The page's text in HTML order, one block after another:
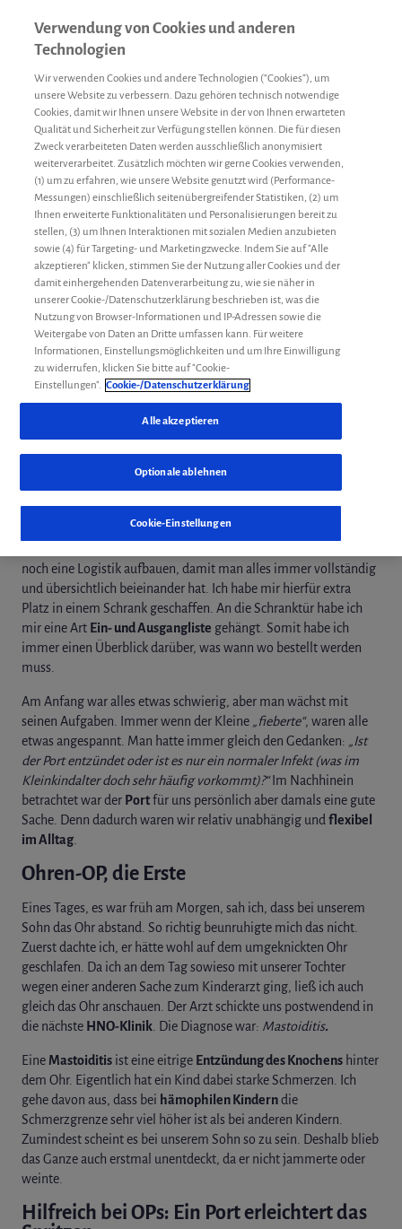
Therapiewechsel Tanja 30. August 2018
Alltag mit Hämophilie: Ein Leben mit Port
Mit einem Port zu leben, ist gar nicht so einfach. Man braucht schon
einiges an Zubehör, um so einen Port erfolgreich bedienen zu können.
noch eine Logistik aufbauen, damit man alles immer vollständig
und übersichtlich beieinander hat. Ich habe mir hierfür extra
Platz in einem Schrank geschaffen. An die Schranktür habe ich
mir eine Art Ein- und Ausgangliste gehängt. Somit habe ich
immer einen Überblick darüber, was wann wo bestellt werden
muss.
Am Anfang war alles etwas schwierig, aber man wächst mit
seinen Aufgaben. Immer wenn der Kleine „fieberte“, waren alle
etwas angespannt. Man hatte immer gleich den Gedanken:
„Ist
der Port entzündet oder ist es nur ein normaler Infekt (was im
Kleinkindalter doch sehr häufig vorkommt)?“Im Nachhinein
betrachtet war der Portfür uns persönlich aber damals eine gute
Sache. Denn dadurch waren wir relativ unabhängig und flexibel
im Alltag
Ohren-OP, die Erste
Eines Tages, es war früh am Morgen, sah ich, dass bei unserem
Sohn das Ohr abstand. So richtig beunruhigte mich das nicht.
Zuerst dachte ich, er hätte wohl auf dem umgeknickten Ohr
geschlafen. Da ich an dem Tag sowieso mit unserer Tochter
wegen einer anderen Sache zum Kinderarzt ging, ließ ich auch
gleich das Ohr anschauen. Der Arzt schickte uns postwendend in
die nächste HNO-Klinik . Die Diagnose war: Mastoiditis.
Eine Mastoiditis ist eine eitrige Entzündung des Knochens hinter
dem Ohr. Eigentlich hat ein Kind dabei starke Schmerzen. Ich
gehe davon aus, dass bei hämophilen Kinderndie
Schmerzgrenze sehr viel höher ist als bei anderen Kindern.
Zumindest scheint es bei unserem Sohn so zu sein. Deshalb blieb
das Ganze auch erstmal unentdeckt, da er nicht jammerte oder
weinte.
Hilfreich bei OPs: Ein Port erleichtert das
Verwendung von Cookies und anderen
Technologien
Wir verwenden Cookies und andere Technologien (“Cookies”), um
unsere Website zu verbessern. Dazu gehören technisch notwendige
Cookies, damit wir Ihnen unsere Website in der von Ihnen erwarteten
Qualität und Sicherheit zur Verfügung stellen können. Die für diesen
Zweck verarbeiteten Daten werden ausschließlich anonymisiert
weiterverarbeitet. Zusätzlich möchten wir gerne Cookies verwenden,
(1) um zu erfahren, wie unsere Website genutzt wird (Performance-
Messungen) einschließlich seitenübergreifender Statistiken, (2) um
Ihnen erweiterte Funktionalitäten und Personalisierungen bereit zu
stellen, (3) um Ihnen Interaktionen mit sozialen Medien anzubieten
sowie (4) für Targeting- und Marketingzwecke. Indem Sie auf "Alle
akzeptieren" klicken, stimmen Sie der Nutzung aller Cookies und der
damit einhergehenden Datenverarbeitung zu, wie sie näher in
unserer Cookie-/Datenschutzerklärung beschrieben ist, was die
Nutzung von Browser-Informationen und IP-Adressen sowie die
Weitergabe von Daten an Dritte umfassen kann. Für weitere
Informationen, Einstellungsmöglichkeiten und um Ihre Einwilligung
zu widerrufen, klicken Sie bitte auf "Cookie-
Einstellungen". Cookie-/Datenschutzerklärung
Cookie-Einstellungen
Optionale ablehnen
Alle akzeptieren